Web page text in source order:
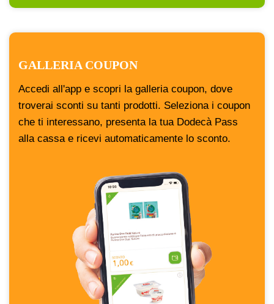
GALLERIA COUPON
Accedi all'app e scopri la galleria coupon, dove
troverai sconti su tanti prodotti. Seleziona i coupon
che ti interessano, presenta la tua Dodecà Pass
alla cassa e ricevi automaticamente lo sconto.